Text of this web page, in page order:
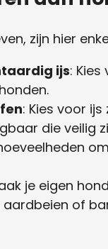
zijn hier
ijs:
: Kies voor
die veilig
je eigen
of